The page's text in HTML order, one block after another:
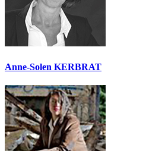
Anne-Solen KERBRAT